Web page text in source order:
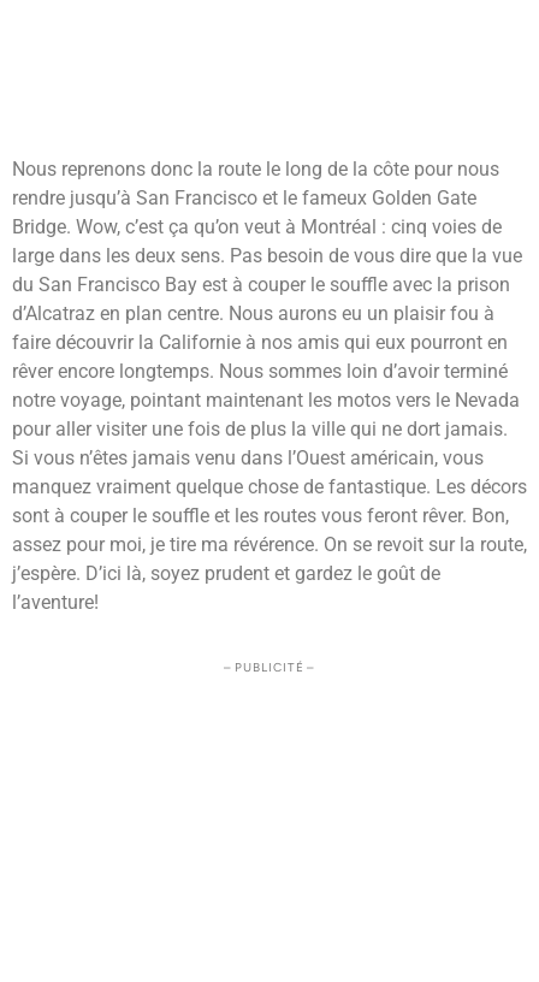
Nous reprenons donc la route le long de la côte pour nous
rendre jusqu’à San Francisco et le fameux Golden Gate
Bridge. Wow, c’est ça qu’on veut à Montréal : cinq voies de
large dans les deux sens. Pas besoin de vous dire que la vue
du San Francisco Bay est à couper le souffle avec la prison
d’Alcatraz en plan centre. Nous aurons eu un plaisir fou à
faire découvrir la Californie à nos amis qui eux pourront en
rêver encore longtemps. Nous sommes loin d’avoir terminé
notre voyage, pointant maintenant les motos vers le Nevada
pour aller visiter une fois de plus la ville qui ne dort jamais.
Si vous n’êtes jamais venu dans l’Ouest américain, vous
manquez vraiment quelque chose de fantastique. Les décors
sont à couper le souffle et les routes vous feront rêver. Bon,
assez pour moi, je tire ma révérence. On se revoit sur la route,
j’espère. D’ici là, soyez prudent et gardez le goût de
l’aventure!
– PUBLICITÉ –